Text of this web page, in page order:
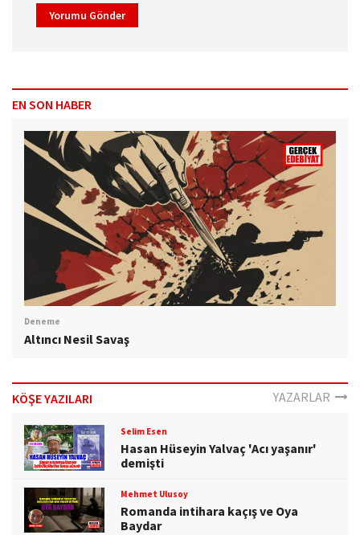
Yorumu Gönder
EN SON HABER
Deneme
Altıncı Nesil Savaş
KÖŞE YAZILARI YAZARLAR
Selim Esen
Hasan Hüseyin Yalvaç 'Acı yaşanır'
demişti
Mehmet Ulusoy
Romanda intihara kaçış ve Oya
Baydar